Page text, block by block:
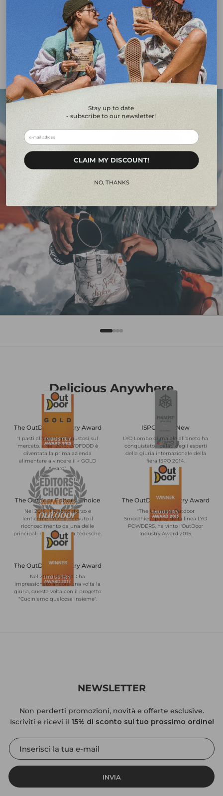
Senza zuccheri
aggiunti
Davvero cotto
Esclusivamente
liofilizzato
Maggiori informazioni sul nostro cibo
Delicious Anywhere
The OutDoor Industry Award
"I pasti all'aperto più gustosi sul
mercato. » Nel 2013, LYOFOOD è
diventata la prima azienda
alimentare a vincere il « GOLD
Award".
ISPO BrandNew
LYO Lombo di maiale all'aneto ha
conquistato i palati degli esperti
della giuria internazionale della
fiera ISPO 2014.
The Outdoor Editors' Choice
Nel 2015, il Risotto d'orzo e
lenticchie LYO ha ricevuto il
riconoscimento da una delle
principali riviste outdoor tedesche.
The OutDoor Industry Award
"The Ultimate Outdoor
Smoothies", parte della linea LYO
POWDERS, ha vinto l'OutDoor
Industry Award 2015.
The OutDoor Industry Award
Nel 2017 LYOFOOD ha
impressionato ancora una volta la
giuria, questa volta con il progetto
"Cuciniamo qualcosa insieme".
NEWSLETTER
Non perderti promozioni, novità e offerte esclusive.
Iscriviti e ricevi il 15% di sconto sul tuo prossimo ordine!
INVIA
Stay up to date
- subscribe to our newsletter!
ㅤㅤCLAIM MY DISCOUNT!ㅤㅤㅤ
ㅤㅤㅤNO, THANKSㅤㅤㅤ